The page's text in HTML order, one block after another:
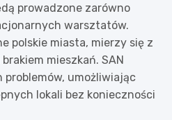
prowadzone zarówno
warsztatów.
polskie miasta, mierzy się z
mieszkań. SAN
umożliwiając
lokali bez konieczności